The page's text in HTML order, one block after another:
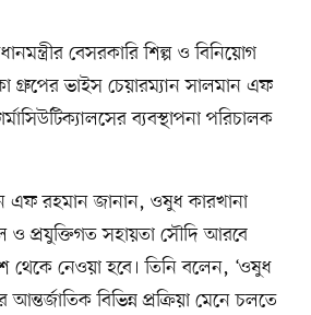
বেসরকারি শিল্প ও বিনিয়োগ
গ্রুপের ভাইস চেয়ারম্যান সালমান এফ
ব্যবস্থাপনা পরিচালক
এফ রহমান জানান, ওষুধ কারখানা
ও প্রযুক্তিগত সহায়তা সৌদি আরবে
থেকে নেওয়া হবে। তিনি বলেন, ‘ওষুধ
আন্তর্জাতিক বিভিন্ন প্রক্রিয়া মেনে চলতে